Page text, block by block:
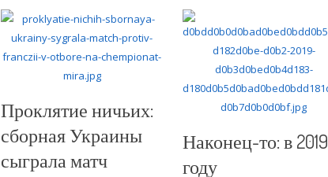
Проклятие ничьих:
сборная Украины
сыграла матч
Наконец-то: в 2019
году